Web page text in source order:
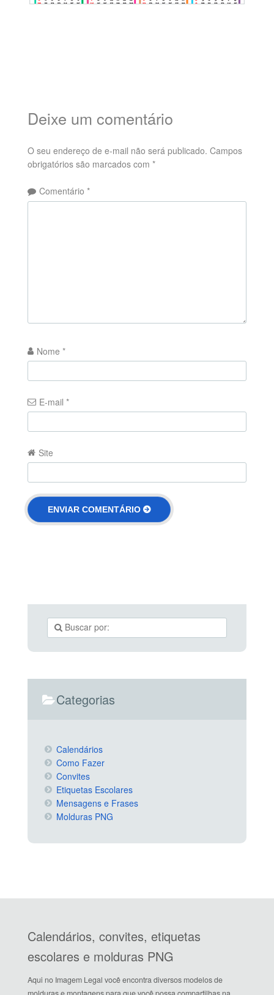
Deixe um comentário
O seu endereço de e-mail não será publicado. Campos
obrigatórios são marcados com *
Comentário *
Nome *
E-mail *
Site
Categorias
Calendários
Como Fazer
Convites
Etiquetas Escolares
Mensagens e Frases
Molduras PNG
Calendários, convites, etiquetas
escolares e molduras PNG
Aqui no Imagem Legal você encontra diversos modelos de